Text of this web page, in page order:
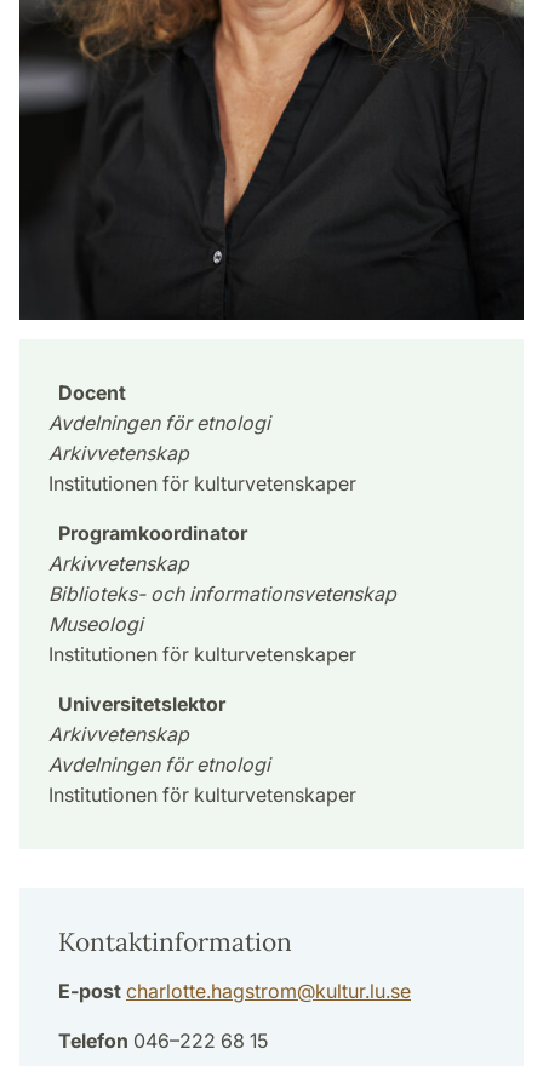
Docent
Avdelningen för etnologi
Arkivvetenskap
Institutionen för kulturvetenskaper
Programkoordinator
Arkivvetenskap
Biblioteks- och informationsvetenskap
Museologi
Institutionen för kulturvetenskaper
Universitetslektor
Arkivvetenskap
Avdelningen för etnologi
Institutionen för kulturvetenskaper
Kontaktinformation
E-post charlotte.hagstrom@kultur.lu.se
Telefon 046–222 68 15